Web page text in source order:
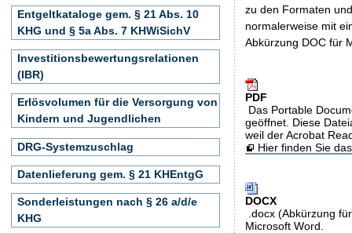
zu den Formaten
normalerweise mit
Abkürzung DOC für
PDF
Das Portable
geöffnet. Diese
weil der Acrobat
Hier finden Sie
DOCX
.docx (Abkürzung
Microsoft Word.
Entgeltkataloge gem. § 21 Abs. 10
KHG und § 5a Abs. 7 KHWiSichV
Investitionsbewertungsrelationen
(IBR)
Erlösvolumen für die Versorgung von
Kindern und Jugendlichen
DRG-Systemzuschlag
Datenlieferung gem. § 21 KHEntgG
Sonderleistungen nach § 26 a/d/e
KHG